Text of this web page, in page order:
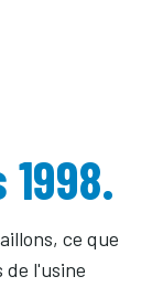
ce que
de l'usine